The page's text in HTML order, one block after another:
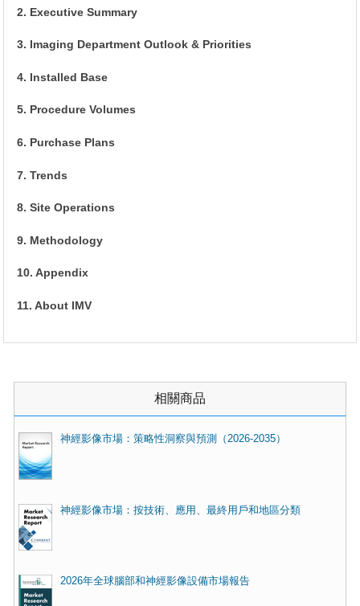
2. Executive Summary
3. Imaging Department Outlook & Priorities
4. Installed Base
5. Procedure Volumes
6. Purchase Plans
7. Trends
8. Site Operations
9. Methodology
10. Appendix
11. About IMV
相關商品
神經影像市場：策略性洞察與預測（2026-2035）
神經影像市場：按技術、應用、最終用戶和地區分類
2026年全球腦部和神經影像設備市場報告